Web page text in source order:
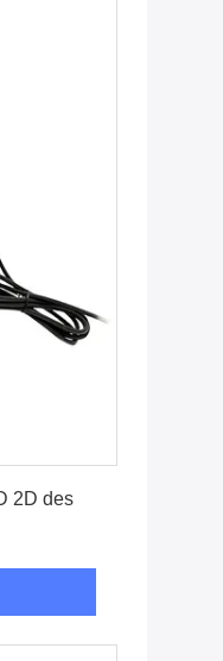
2D des